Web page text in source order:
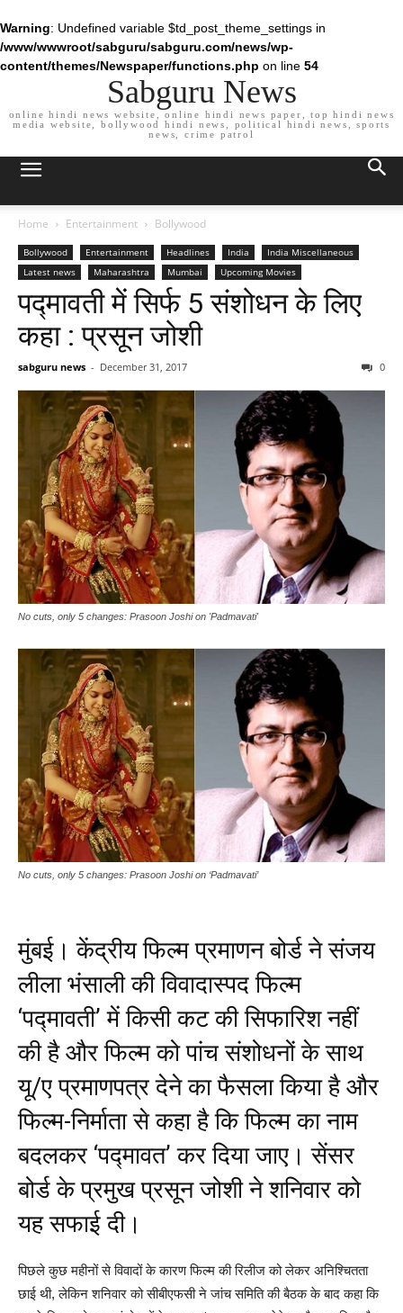
Warning: Undefined variable $td_post_theme_settings in
/www/wwwroot/sabguru/sabguru.com/news/wp-
content/themes/Newspaper/functions.php on line 54
Sabguru News
online hindi news website, online hindi news paper, top hindi news
media website, bollywood hindi news, political hindi news, sports
news, crime patrol
Home Entertainment Bollywood
Bollywood Entertainment Headlines India
India Miscellaneous
Latest news
Maharashtra Mumbai Upcoming Movies
पद्मावती में सिर्फ 5 संशोधन के लिए
कहा : प्रसून जोशी
sabguru news - December 31, 2017 0
No cuts, only 5 changes: Prasoon Joshi on 'Padmavati'
No cuts, only 5 changes: Prasoon Joshi on ‘Padmavati’
मुंबई। केंद्रीय फिल्म प्रमाणन बोर्ड ने संजय
लीला भंसाली की विवादास्पद फिल्म
‘पद्मावती’ में किसी कट की सिफारिश नहीं
की है और फिल्म को पांच संशोधनों के साथ
यू/ए प्रमाणपत्र देने का फैसला किया है और
फिल्म-निर्माता से कहा है कि फिल्म का नाम
बदलकर ‘पद्मावत’ कर दिया जाए। सेंसर
बोर्ड के प्रमुख प्रसून जोशी ने शनिवार को
यह सफाई दी।
पिछले कुछ महीनों से विवादों के कारण फिल्म की रिलीज को लेकर अनिश्चितता
छाई थी, लेकिन शनिवार को सीबीएफसी ने जांच समिति की बैठक के बाद कहा कि